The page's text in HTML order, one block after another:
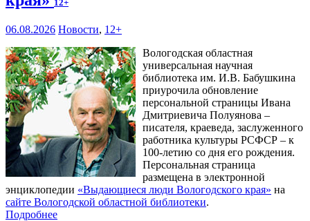
12+
06.08.2026 Новости, 12+
Вологодская областная
универсальная научная
библиотека им. И.В. Бабушкина
приурочила обновление
персональной страницы Ивана
Дмитриевича Полуянова –
писателя, краеведа, заслуженного
работника культуры РСФСР – к
100‑летию со дня его рождения.
Персональная страница
размещена в электронной
энциклопедии «Выдающиеся люди Вологодского края» на
сайте Вологодской областной библиотеки.
Подробнее